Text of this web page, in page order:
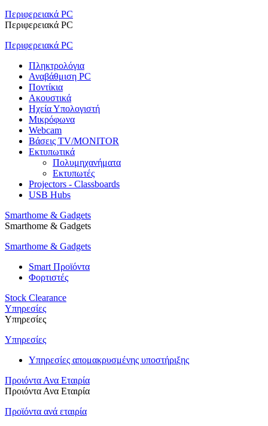
Περιφερειακά PC
Περιφερειακά PC
Περιφερειακά PC
Πληκτρολόγια
Αναβάθμιση PC
Ποντίκια
Ακουστικά
Ηχεία Υπολογιστή
Μικρόφωνα
Webcam
Βάσεις TV/MONITOR
Εκτυπωτικά
Πολυμηχανήματα
Εκτυπωτές
Projectors - Classboards
USB Hubs
Smarthome & Gadgets
Smarthome & Gadgets
Smarthome & Gadgets
Smart Προϊόντα
Φορτιστές
Stock Clearance
Υπηρεσίες
Υπηρεσίες
Υπηρεσίες
Υπηρεσίες απομακρυσμένης υποστήριξης
Προιόντα Ανα Εταιρία
Προιόντα Ανα Εταιρία
Προϊόντα ανά εταιρία